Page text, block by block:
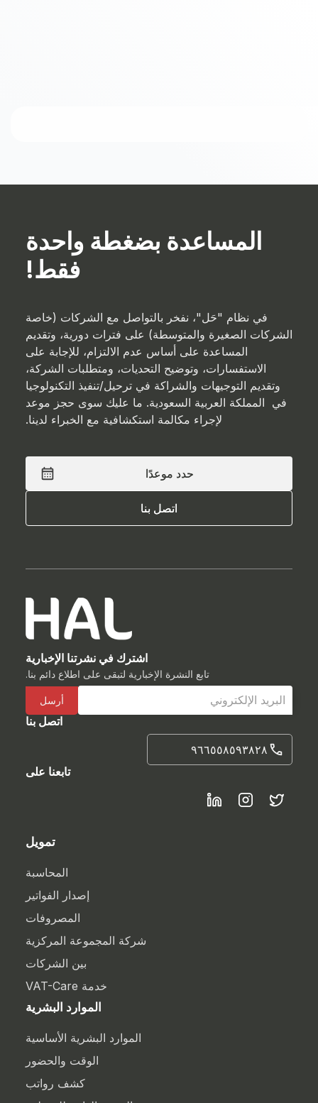
المساعدة بضغطة واحدة
فقط!
في نظام "حَل"، نفخر بالتواصل مع الشركات (خاصة
الشركات الصغيرة والمتوسطة) على فترات دورية، وتقديم
المساعدة على أساس عدم الالتزام، للإجابة على
الاستفسارات، وتوضيح التحديات، ومتطلبات الشركة،
وتقديم التوجيهات والشراكة في ترحيل/تنفيذ التكنولوجيا
في المملكة العربية السعودية. ما عليك سوى حجز موعد
لإجراء مكالمة استكشافية مع الخبراء لدينا.
حدد موعدًا
حدد موعدًا
اتصل بنا
اتصل بنا
اشترك في نشرتنا الإخبارية
تابع النشرة الإخبارية لتبقى على اطلاع دائم بنا.
اتصل بنا
٩٦٦٥٥٨٥٩٣٨٢٨
تابعنا على
تمويل
المحاسبة
إصدار الفواتير
المصروفات
شركة المجموعة المركزية
بين الشركات
خدمة VAT-Care
الموارد البشرية
الموارد البشرية الأساسية
الوقت والحضور
كشف رواتب